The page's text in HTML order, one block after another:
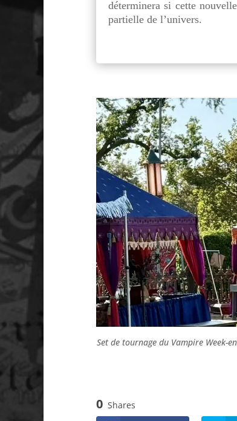
déterminera si cette
partielle de l’univers.
Set de tournage du Vampire Week-
0 Shares